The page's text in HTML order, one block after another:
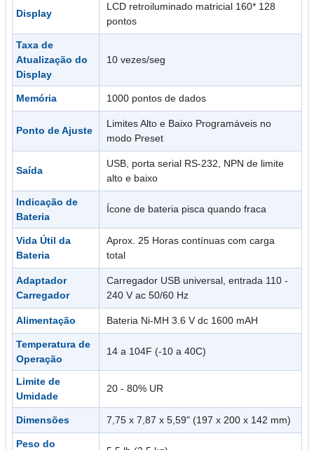
Display
LCD retroiluminado matricial 160* 128
pontos
Taxa de
Atualização do
Display
10 vezes/seg
Memória 1000 pontos de dados
Ponto de Ajuste
Limites Alto e Baixo Programáveis no
modo Preset
Saída
USB, porta serial RS-232, NPN de limite
alto e baixo
Indicação de
Bateria
Ícone de bateria pisca quando fraca
Vida Útil da
Bateria
Aprox. 25 Horas contínuas com carga
total
Adaptador
Carregador
Carregador USB universal, entrada 110 -
240 V ac 50/60 Hz
Alimentação Bateria Ni-MH 3.6 V dc 1600 mAH
Temperatura de
Operação
14 a 104F (-10 a 40C)
Limite de
Umidade
20 - 80% UR
Dimensões 7,75 x 7,87 x 5,59" (197 x 200 x 142 mm)
Peso do